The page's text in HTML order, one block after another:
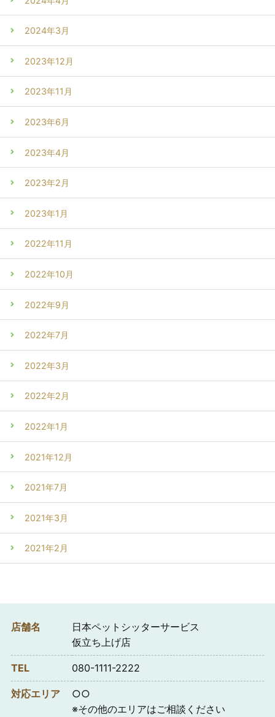
2024年3月
2023年12月
2023年11月
2023年6月
2023年4月
2023年2月
2023年1月
2022年11月
2022年10月
2022年9月
2022年7月
2022年3月
2022年2月
2022年1月
2021年12月
2021年7月
2021年3月
2021年2月
店舗名
日本ペットシッターサービス
仮立ち上げ店
TEL 080-1111-2222
対応エリア
○○
※その他のエリアはご相談ください